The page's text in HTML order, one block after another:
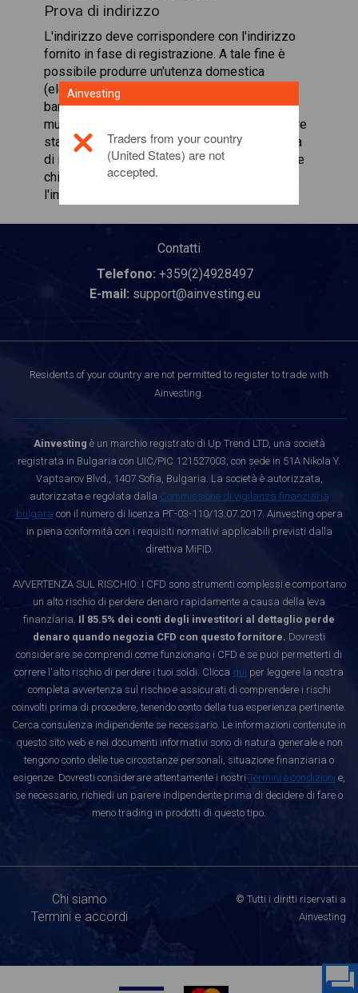
Prova di indirizzo
L'indirizzo deve corrispondere con l'indirizzo
fornito in fase di registrazione. A tale fine è
possibile produrre un'utenza domestica
(elettricità, telefono, acqua), estratto conto
bancario, contratto di affitto o contratto del
mutuo. Le utenze domestiche dovranno essere
state emesse nei 3 mesi antecedenti alla data
di invio. Sul documento deve essere indicato e
chiaramente leggibile il nome dell'intestatario,
l'indirizzo e la società emittente.
Contatti
Telefono: +359(2)4928497
E-mail: support@ainvesting.eu
Residents of your country are not permitted to register to trade with
Ainvesting.
Ainvesting è un marchio registrato di Up Trend LTD, una società
registrata in Bulgaria con UIC/PIC 121527003, con sede in 51A Nikola Y.
Vaptsarov Blvd., 1407 Sofia, Bulgaria. La società è autorizzata,
autorizzata e regolata dalla Commissione di vigilanza finanziaria
bulgara con il numero di licenza РГ-03-110/13.07.2017. Ainvesting opera
in piena conformità con i requisiti normativi applicabili previsti dalla
direttiva MiFID.
AVVERTENZA SUL RISCHIO: I CFD sono strumenti complessi e comportano
un alto rischio di perdere denaro rapidamente a causa della leva
finanziaria. Il 85.5% dei conti degli investitori al dettaglio perde
denaro quando negozia CFD con questo fornitore. Dovresti
considerare se comprendi come funzionano i CFD e se puoi permetterti di
correre l'alto rischio di perdere i tuoi soldi. Clicca qui per leggere la nostra
completa avvertenza sul rischio e assicurati di comprendere i rischi
coinvolti prima di procedere, tenendo conto della tua esperienza pertinente.
Cerca consulenza indipendente se necessario. Le informazioni contenute in
questo sito web e nei documenti informativi sono di natura generale e non
tengono conto delle tue circostanze personali, situazione finanziaria o
esigenze. Dovresti considerare attentamente i nostri Termini e condizioni e,
se necessario, richiedi un parere indipendente prima di decidere di fare o
meno trading in prodotti di questo tipo.
Chi siamo
Termini e accordi
© Tutti i diritti riservati a
Ainvesting
Ainvesting
Traders from your country
(United States) are not
accepted.